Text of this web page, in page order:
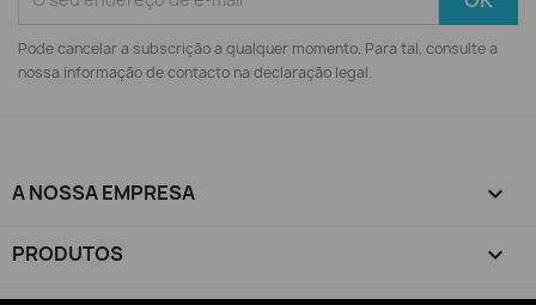
Pode cancelar a subscrição a qualquer momento. Para tal, consulte a
nossa informação de contacto na declaração legal.
A NOSSA EMPRESA 
PRODUTOS 